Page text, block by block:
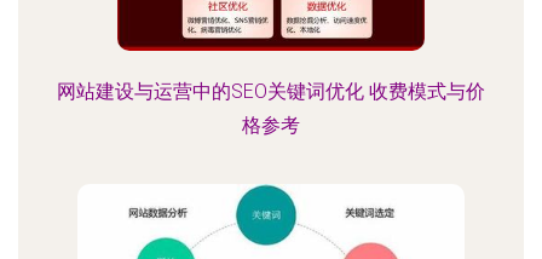
网站建设与运营中的SEO关键词优化 收费模式与价
格参考